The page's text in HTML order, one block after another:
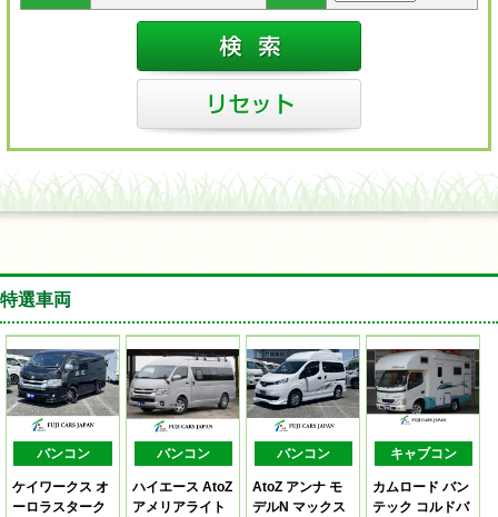
特選車両
バンコン
ケイワークス オ
ーロラスターク
バンコン
ハイエース AtoZ
アメリアライト
バンコン
AtoZ アンナ モ
デルN マックス
キャブコン
カムロード バン
テック コルドバ